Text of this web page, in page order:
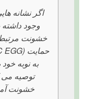
اگر نشانه
وجود داشته
خشونت
توصیه می
خشونت